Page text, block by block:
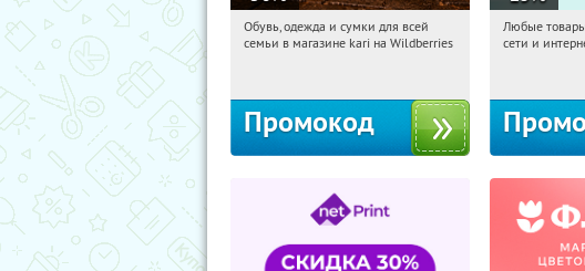
09:43:06 Получили:
Обувь, одежда и сумки для всей
семьи в магазине kari на Wildberries
Промокод
09:43:06
Любые
сети и